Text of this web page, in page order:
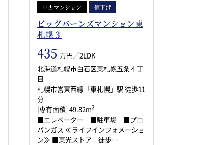
中古マンション 値下げ
ビッグバーンズマンション東
札幌３
435 万円／2LDK
北海道札幌市白石区東札幌五条４丁
目
札幌市営東西線「東札幌」駅 徒歩11
分
[専有面積] 49.82m2
■エレベーター ■駐車場 ■プロ
パンガス ≪ライフインフォメーショ
ン≫ ■東光ストア 徒歩…